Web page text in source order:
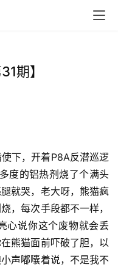
期】
下，开着P8A反潜巡逻
度的铝热剂烧了个满头
就哭，老大呀，熊猫疯
，每次手段都不一样，
心说你这个废物就会丢
熊猫面前吓破了胆，以
声嘟囔着说，不是我不